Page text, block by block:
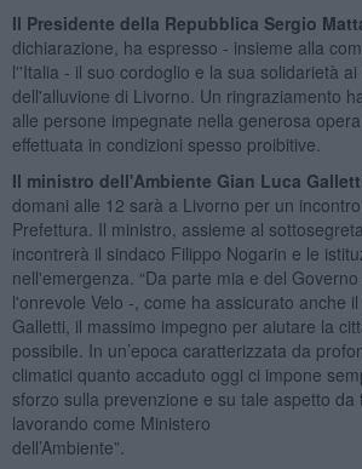
Il Presidente della Repubblica Sergio
dichiarazione, ha espresso - insieme alla
l''Italia - il suo cordoglio e la sua solidarietà
dell'alluvione di Livorno. Un ringraziamento
alle persone impegnate nella generosa opera
effettuata in condizioni spesso proibitive.
Il ministro dell'Ambiente Gian Luca
domani alle 12 sarà a Livorno per un
Prefettura. Il ministro, assieme al
incontrerà il sindaco Filippo Nogarin e le
nell'emergenza. “Da parte mia e del
l'onrevole Velo -, come ha assicurato anche
Galletti, il massimo impegno per aiutare la
possibile. In un’epoca caratterizzata da
climatici quanto accaduto oggi ci impone
sforzo sulla prevenzione e su tale aspetto da
lavorando come Ministero
dell’Ambiente”.